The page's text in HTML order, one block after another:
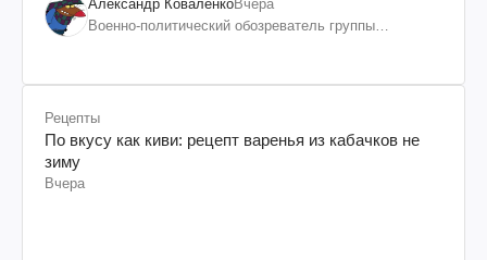
Александр КоваленкоВчера
Военно-политический обозреватель группы
Рецепты
По вкусу как киви: рецепт варенья из кабачков не
зиму
Вчера